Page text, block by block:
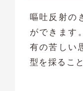
嘔吐反射の
ができます
有の苦しい
型を採るこ